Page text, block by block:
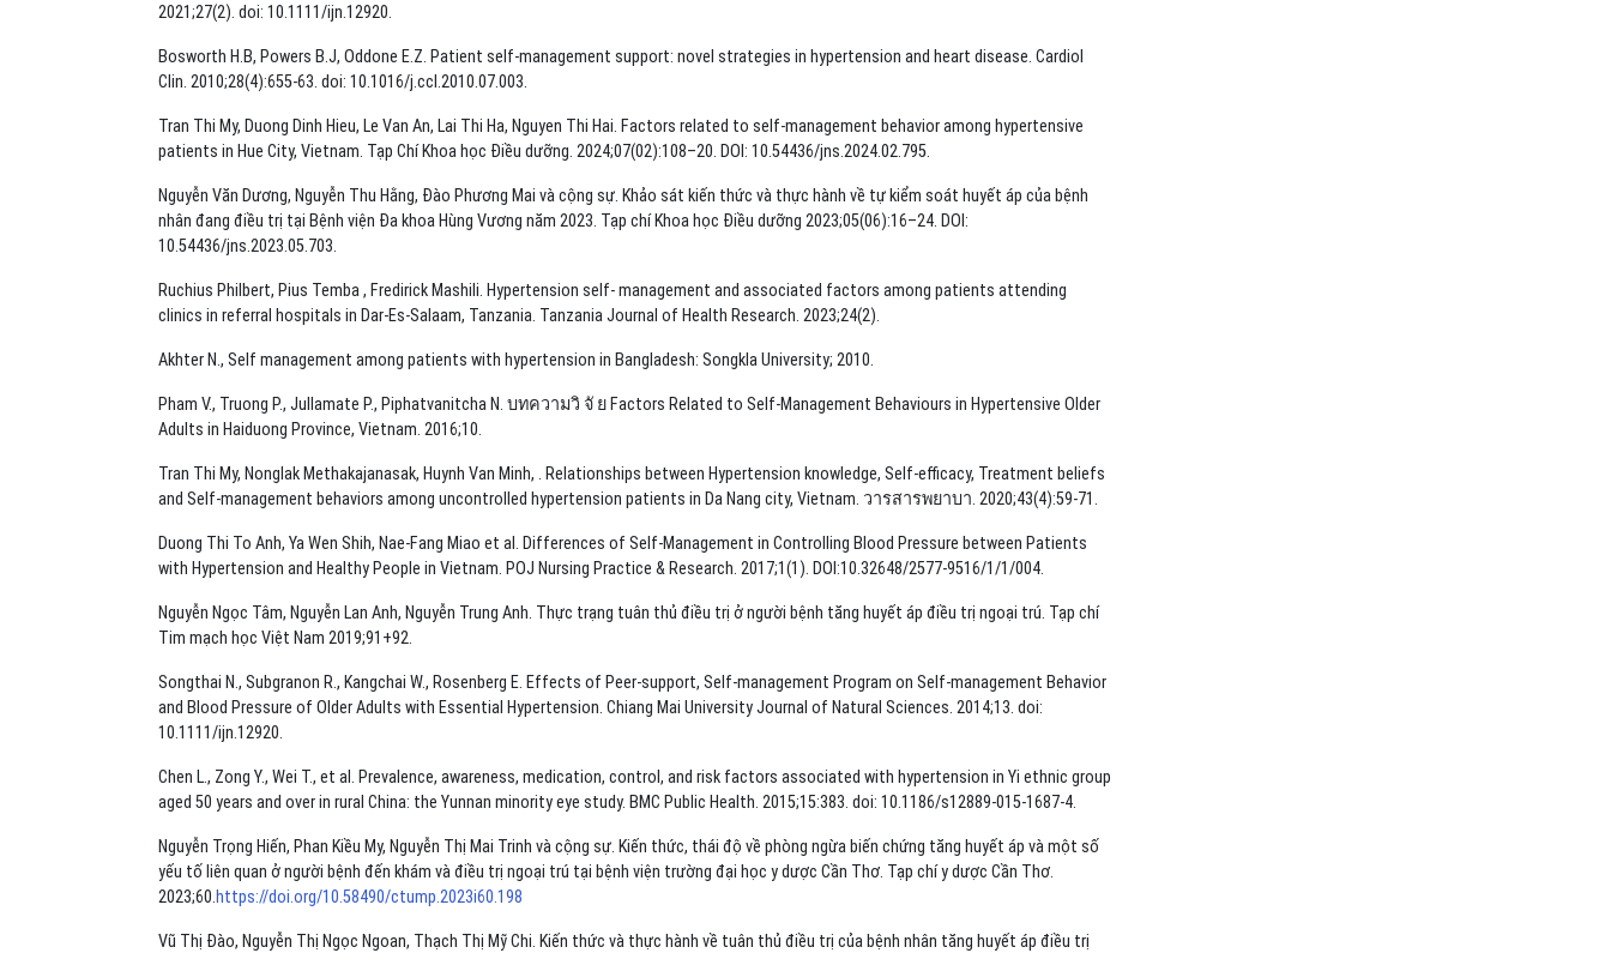
2021;27(2). doi: 10.1111/ijn.12920.
Bosworth H.B, Powers B.J, Oddone E.Z. Patient self-management support: novel strategies in hypertension and heart disease. Cardiol
Clin. 2010;28(4):655-63. doi: 10.1016/j.ccl.2010.07.003.
Tran Thi My, Duong Dinh Hieu, Le Van An, Lai Thi Ha, Nguyen Thi Hai. Factors related to self-management behavior among hypertensive
patients in Hue City, Vietnam. Tạp Chí Khoa học Điều dưỡng. 2024;07(02):108–20. DOI: 10.54436/jns.2024.02.795.
Nguyễn Văn Dương, Nguyễn Thu Hằng, Đào Phương Mai và cộng sự. Khảo sát kiến thức và thực hành về tự kiểm soát huyết áp của bệnh
nhân đang điều trị tại Bệnh viện Đa khoa Hùng Vương năm 2023. Tạp chí Khoa học Điều dưỡng 2023;05(06):16–24. DOI:
10.54436/jns.2023.05.703.
Ruchius Philbert, Pius Temba , Fredirick Mashili. Hypertension self- management and associated factors among patients attending
clinics in referral hospitals in Dar-Es-Salaam, Tanzania. Tanzania Journal of Health Research. 2023;24(2).
Akhter N., Self management among patients with hypertension in Bangladesh: Songkla University; 2010.
Pham V., Truong P., Jullamate P., Piphatvanitcha N. บทความวิ จั ย Factors Related to Self-Management Behaviours in Hypertensive Older
Adults in Haiduong Province, Vietnam. 2016;10.
Tran Thi My, Nonglak Methakajanasak, Huynh Van Minh, . Relationships between Hypertension knowledge, Self-efficacy, Treatment beliefs
and Self-management behaviors among uncontrolled hypertension patients in Da Nang city, Vietnam. วารสารพยาบา. 2020;43(4):59-71.
Duong Thi To Anh, Ya Wen Shih, Nae-Fang Miao et al. Differences of Self-Management in Controlling Blood Pressure between Patients
with Hypertension and Healthy People in Vietnam. POJ Nursing Practice & Research. 2017;1(1). DOI:10.32648/2577-9516/1/1/004.
Nguyễn Ngọc Tâm, Nguyễn Lan Anh, Nguyễn Trung Anh. Thực trạng tuân thủ điều trị ở người bệnh tăng huyết áp điều trị ngoại trú. Tạp chí
Tim mạch học Việt Nam 2019;91+92.
Songthai N., Subgranon R., Kangchai W., Rosenberg E. Effects of Peer-support, Self-management Program on Self-management Behavior
and Blood Pressure of Older Adults with Essential Hypertension. Chiang Mai University Journal of Natural Sciences. 2014;13. doi:
10.1111/ijn.12920.
Chen L., Zong Y., Wei T., et al. Prevalence, awareness, medication, control, and risk factors associated with hypertension in Yi ethnic group
aged 50 years and over in rural China: the Yunnan minority eye study. BMC Public Health. 2015;15:383. doi: 10.1186/s12889-015-1687-4.
Nguyễn Trọng Hiến, Phan Kiều My, Nguyễn Thị Mai Trinh và cộng sự. Kiến thức, thái độ về phòng ngừa biến chứng tăng huyết áp và một số
yếu tố liên quan ở người bệnh đến khám và điều trị ngoại trú tại bệnh viện trường đại học y dược Cần Thơ. Tạp chí y dược Cần Thơ.
2023;60.https://doi.org/10.58490/ctump.2023i60.198
Vũ Thị Đào, Nguyễn Thị Ngọc Ngoan, Thạch Thị Mỹ Chi. Kiến thức và thực hành về tuân thủ điều trị của bệnh nhân tăng huyết áp điều trị